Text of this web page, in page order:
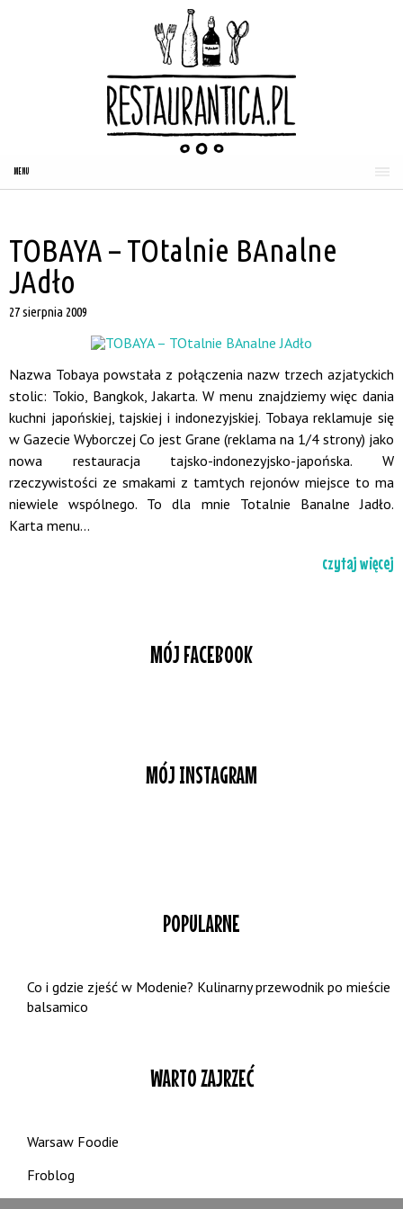
MENU
TOBAYA – TOtalnie BAnalne
JAdło
27 sierpnia 2009
Nazwa Tobaya powstała z połączenia nazw trzech azjatyckich
stolic: Tokio, Bangkok, Jakarta. W menu znajdziemy więc dania
kuchni japońskiej, tajskiej i indonezyjskiej. Tobaya reklamuje się
w Gazecie Wyborczej Co jest Grane (reklama na 1/4 strony) jako
nowa restauracja tajsko-indonezyjsko-japońska. W
rzeczywistości ze smakami z tamtych rejonów miejsce to ma
niewiele wspólnego. To dla mnie Totalnie Banalne Jadło.
Karta menu...
czytaj więcej
MÓJ FACEBOOK
MÓJ INSTAGRAM
POPULARNE
Co i gdzie zjeść w Modenie? Kulinarny przewodnik po mieście
balsamico
WARTO ZAJRZEĆ
Warsaw Foodie
Froblog